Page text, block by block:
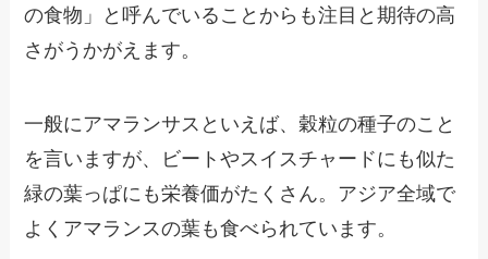
の食物」と呼んでいることからも注目と期待の高
さがうかがえます。
一般にアマランサスといえば、穀粒の種子のこと
を言いますが、ビートやスイスチャードにも似た
緑の葉っぱにも栄養価がたくさん。アジア全域で
よくアマランスの葉も食べられています。